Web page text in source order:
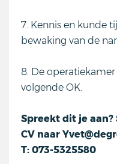
7. Kennis en kunde
bewaking van de
8. De
volgende OK.
Spreekt dit je
CV naar
T: 073-5325580